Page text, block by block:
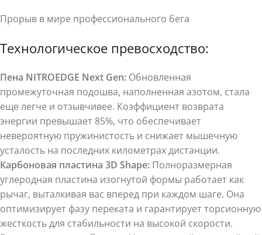
Прорыв в мире профессионального бега
Технологическое превосходство:
Пена NITROEDGE Next Gen: Обновленная
промежуточная подошва, наполненная азотом, стала
еще легче и отзывчивее. Коэффициент возврата
энергии превышает 85%, что обеспечивает
невероятную пружинистость и снижает мышечную
усталость на последних километрах дистанции.
Карбоновая пластина 3D Shape: Полноразмерная
углеродная пластина изогнутой формы работает как
рычаг, выталкивая вас вперед при каждом шаге. Она
оптимизирует фазу переката и гарантирует торсионную
жесткость для стабильности на высокой скорости.